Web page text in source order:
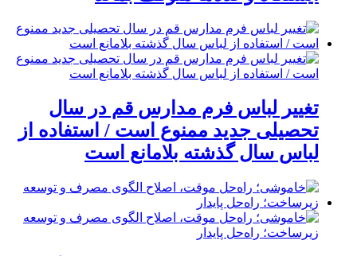
تغییر لباس فرم مدارس قم در سال
تحصیلی جدید ممنوع است / استفاده از
لباس سال گذشته بلامانع است